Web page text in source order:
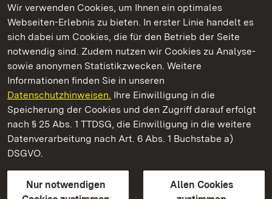
Wir verwenden Cookies, um Ihnen ein optimales
Webseiten-Erlebnis zu bieten. In erster Linie handelt es
sich dabei um Cookies, die für den Betrieb der Seite
notwendig sind. Zudem nutzen wir Cookies zu Analyse-
sowie anonymen Statistikzwecken. Weitere
Informationen finden Sie in unseren
Datenschutzhinweisen. Ihre Einwilligung in die
Speicherung der Cookies und den Zugriff darauf erfolgt
nach § 25 Abs. 1 TTDSG, die Einwilligung in die weitere
Datenverarbeitung nach Art. 6 Abs. 1 Buchstabe a)
DSGVO.
Nur notwendigen
Allen Cookies
Kommen. Staunen. Genießen.
Staatliche Schlösser und Gärten Baden‑Württemberg
Staatliche Schlösser und Gärten Baden-Württemberg
Kontakt
GebärdenspracheLeichte Sprache
Erklärung zur Barrierefreiheit